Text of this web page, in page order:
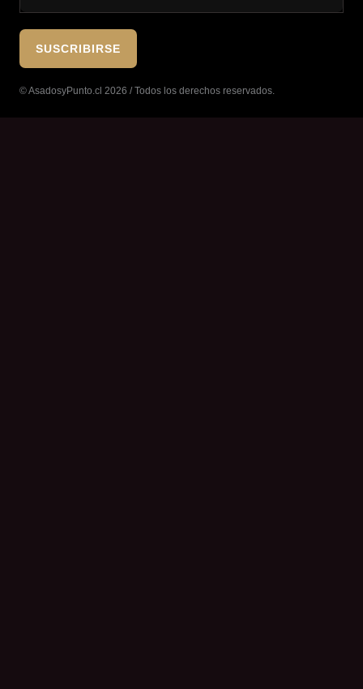
© AsadosyPunto.cl 2026 / Todos los derechos reservados.